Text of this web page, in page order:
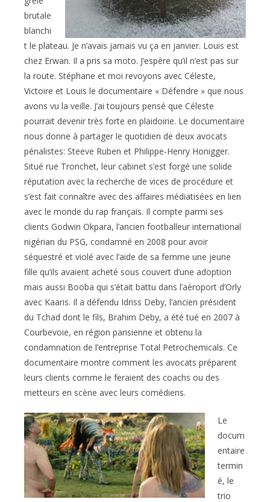
brutale
blanchi
t le plateau. Je n’avais jamais vu ça en janvier. Louis est
chez Erwan. Il a pris sa moto. J’espère qu’il n’est pas sur
la route. Stéphane et moi revoyons avec Céleste,
Victoire et Louis le documentaire « Défendre » que nous
avons vu la veille. J’ai toujours pensé que Céleste
pourrait devenir très forte en plaidoirie. Le documentaire
nous donne à partager le quotidien de deux avocats
pénalistes: Steeve Ruben et Philippe-Henry Honigger.
Situé rue Tronchet, leur cabinet s’est forgé une solide
réputation avec la recherche de vices de procédure et
s’est fait connaître avec des affaires médiatisées en lien
avec le monde du rap français. Il compte parmi ses
clients Godwin Okpara, l’ancien footballeur international
nigérian du PSG, condamné en 2008 pour avoir
séquestré et violé avec l’aide de sa femme une jeune
fille qu’ils avaient acheté sous couvert d’une adoption
mais aussi Booba qui s’était battu dans l’aéroport d’Orly
avec Kaaris. Il a défendu Idriss Deby, l’ancien président
du Tchad dont le fils, Brahim Deby, a été tué en 2007 à
Courbevoie, en région parisienne et obtenu la
condamnation de l’entreprise Total Petrochemicals. Ce
documentaire montre comment les avocats préparent
leurs clients comme le feraient des coachs ou des
metteurs en scène avec leurs comédiens.
Le
docum
entaire
termin
é, le
trio